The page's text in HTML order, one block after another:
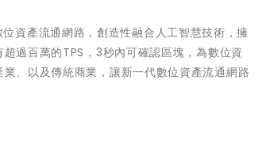
資產流通網路，創造性融合人工智慧技術，擁
過百萬的TPS，3秒內可確認區塊，為數位資
、以及傳統商業，讓新一代數位資產流通網路